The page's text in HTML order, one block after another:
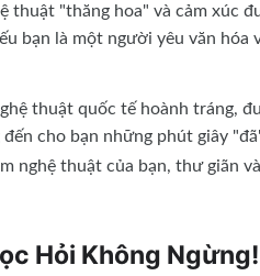
thuật "thăng hoa" và cảm xúc
bạn là một người yêu văn hóa
thuật quốc tế hoành tráng,
cho bạn những phút giây
nghệ thuật của bạn, thư giãn
Hỏi Không Ngừng!